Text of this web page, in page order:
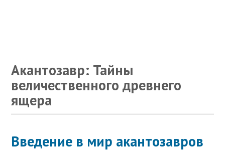
Акантозавр: Тайны
величественного древнего
ящера
Введение в мир акантозавров